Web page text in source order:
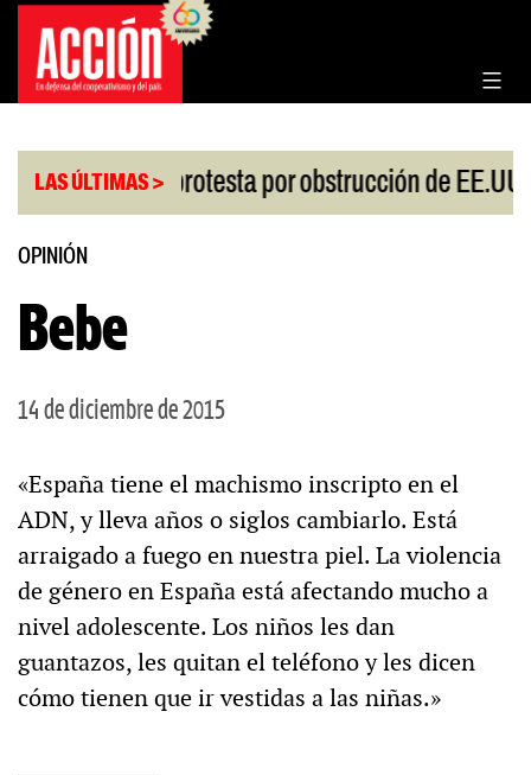
Saltar
contenido
LAS ÚLTIMAS >
| China protesta por obstrucción de EE.UU en
OPINIÓN
Bebe
14 de diciembre de 2015
«España tiene el machismo inscripto en el
ADN, y lleva años o siglos cambiarlo. Está
arraigado a fuego en nuestra piel. La violencia
de género en España está afectando mucho a
nivel adolescente. Los niños les dan
guantazos, les quitan el teléfono y les dicen
cómo tienen que ir vestidas a las niñas.»